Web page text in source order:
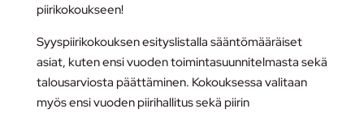
piirikokoukseen!
Syyspiirikokouksen esityslistalla sääntömääräiset
asiat, kuten ensi vuoden toimintasuunnitelmasta sekä
talousarviosta päättäminen. Kokouksessa valitaan
myös ensi vuoden piirihallitus sekä piirin